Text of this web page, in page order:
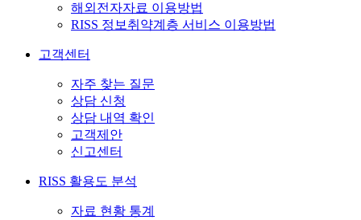
해외전자자료 이용방법
RISS 정보취약계층 서비스 이용방법
고객센터
자주 찾는 질문
상담 신청
상담 내역 확인
고객제안
신고센터
RISS 활용도 분석
자료 현황 통계